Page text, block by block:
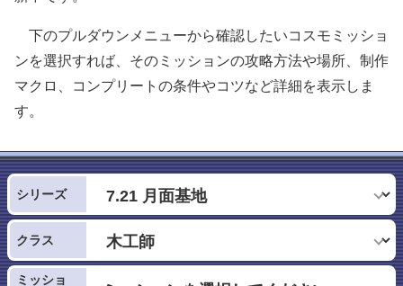
下のプルダウンメニューから確認したいコスモミッショ
ンを選択すれば、そのミッションの攻略方法や場所、制作
マクロ、コンプリートの条件やコツなど詳細を表示しま
す。
シリーズ
クラス
ミッショ